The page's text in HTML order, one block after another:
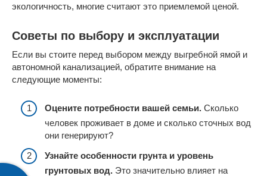
экологичность, многие считают это приемлемой ценой.
Советы по выбору и эксплуатации
Если вы стоите перед выбором между выгребной ямой и
автономной канализацией, обратите внимание на
следующие моменты:
Оцените потребности вашей семьи. Сколько
человек проживает в доме и сколько сточных вод
они генерируют?
Узнайте особенности грунта и уровень
грунтовых вод. Это значительно влияет на